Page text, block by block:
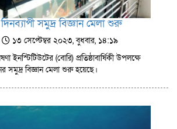
সমুদ্র বিজ্ঞান মেলা শুরু
১৩ সেপ্টেম্বর ২০২৩, বুধবার, ১৪:১৯
ইনস্টিটিউটের (বোরি) প্রতিষ্ঠাবার্ষিকী উপলক্ষে
সমুদ্র বিজ্ঞান মেলা শুরু হয়েছে।